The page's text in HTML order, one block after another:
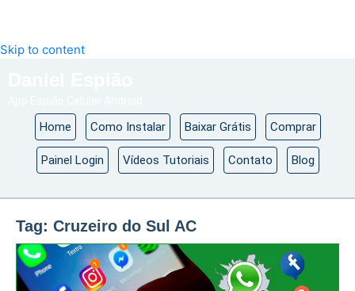
Skip to content
Home Como Instalar Baixar Grátis Comprar
Painel Login Vídeos Tutoriais Contato Blog
Tag: Cruzeiro do Sul AC